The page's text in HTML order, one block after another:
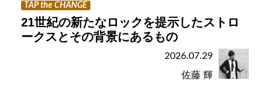
TAP the CHANGE
21世紀の新たなロックを提示したストロ
ークスとその背景にあるもの
2026.07.29
佐藤 輝